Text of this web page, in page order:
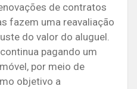
de contratos
fazem uma reavaliação
do valor do aluguel.
pagando um
por meio de
objetivo a